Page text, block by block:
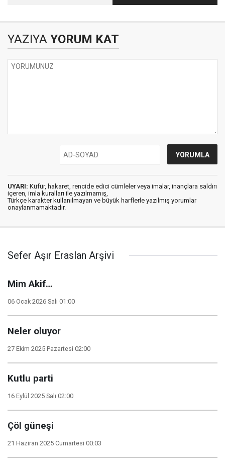
yaşlanıyor: Yaşlı
YAZIYA YORUM KAT
UYARI: Küfür, hakaret, rencide edici cümleler veya imalar, inançlara saldırı
içeren, imla kuralları ile yazılmamış,
Türkçe karakter kullanılmayan ve büyük harflerle yazılmış yorumlar
onaylanmamaktadır.
Sefer Aşır Eraslan Arşivi
Mim Akif…
06 Ocak 2026 Salı 01:00
Neler oluyor
27 Ekim 2025 Pazartesi 02:00
Kutlu parti
16 Eylül 2025 Salı 02:00
Çöl güneşi
21 Haziran 2025 Cumartesi 00:03